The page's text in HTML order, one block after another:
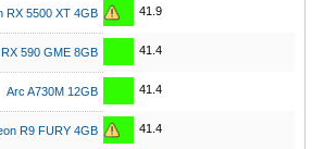
RX 5500 XT 4GB 41.9
590 GME 8GB 41.4
Arc A730M 12GB 41.4
R9 FURY 4GB 41.4